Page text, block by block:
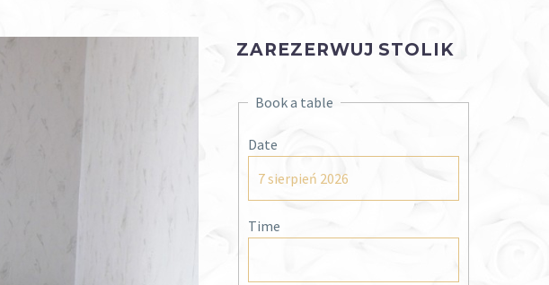
ZAREZERWUJ STOLIK
Book a table
Date
Time